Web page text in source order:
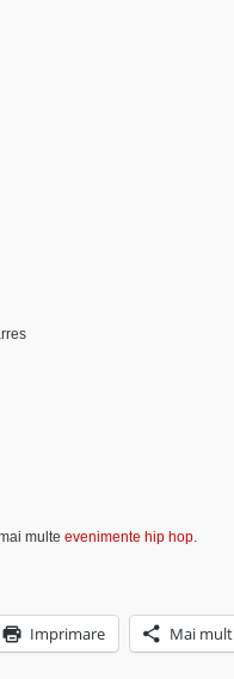
multe evenimente hip hop.
Imprimare Mai mult